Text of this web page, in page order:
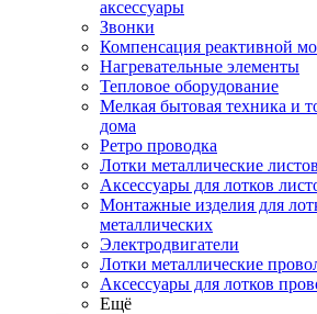
аксессуары
Звонки
Компенсация реактивной
Нагревательные элементы
Тепловое оборудование
Мелкая бытовая техника и
дома
Ретро проводка
Лотки металлические
Аксессуары для лотков
Монтажные изделия для
металлических
Электродвигатели
Лотки металлические
Аксессуары для лотков
Ещё